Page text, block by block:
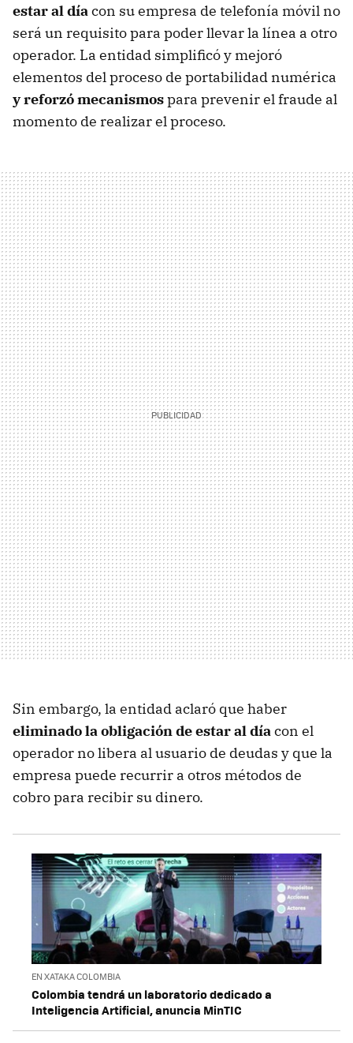
estar al díacon su empresa de telefonía móvil no
será un requisito para poder llevar la línea a otro
operador. La entidad simplificó y mejoró
elementos del proceso de portabilidad numérica
y reforzó mecanismospara prevenir el fraude al
momento de realizar el proceso.
Sin embargo, la entidad aclaró que haber
eliminado la obligación de estar al díacon el
operador no libera al usuario de deudas y que la
empresa puede recurrir a otros métodos de
cobro para recibir su dinero.
EN XATAKA COLOMBIA
Colombia tendrá un laboratorio dedicado a
Inteligencia Artificial, anuncia MinTIC